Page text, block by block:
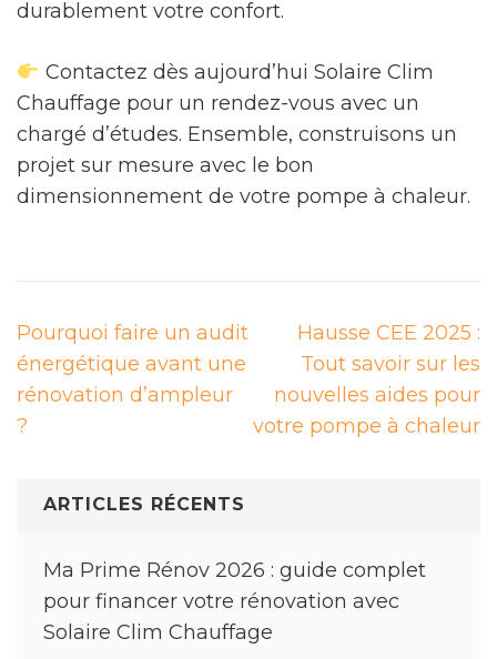
durablement votre confort.
Contactez dès aujourd’hui Solaire Clim
Chauffage pour un rendez-vous avec un
chargé d’études. Ensemble, construisons un
projet sur mesure avec le bon
dimensionnement de votre pompe à chaleur.
Navigation
de
l’article
Pourquoi faire un audit
énergétique avant une
rénovation d’ampleur
?
Hausse CEE 2025 :
Tout savoir sur les
nouvelles aides pour
votre pompe à chaleur
ARTICLES RÉCENTS
Ma Prime Rénov 2026 : guide complet
pour financer votre rénovation avec
Solaire Clim Chauffage